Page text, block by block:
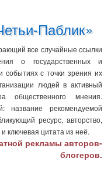
Паблик»
все случайные ссылки
о государственных и
событиях с точки зрения их
людей в активный
общественного мнения.
название рекомендуемой
ресурс, авторство,
ключевая цитата из неё.
рекламы авторов-
блогеров.